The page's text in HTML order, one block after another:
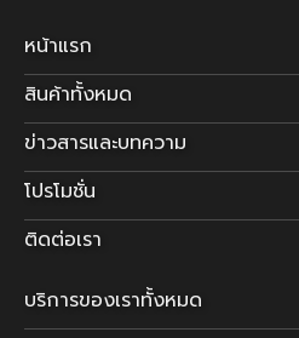
หน้าแรก
สินค้าทั้งหมด
ข่าวสารและบทความ
โปรโมชั่น
ติดต่อเรา
บริการของเราทั้งหมด